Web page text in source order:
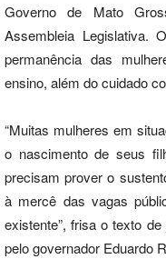
Governo de Mato
Assembleia Legislativa.
permanência das
ensino, além do cuidado
“Muitas mulheres em
o nascimento de seus
precisam prover o
à mercê das vagas
existente”, frisa o texto
pelo governador Eduardo